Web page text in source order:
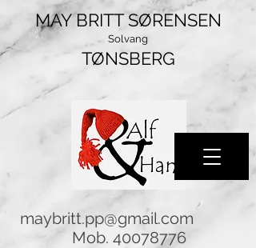
MAY BRITT SØRENSEN
Solvang
TØNSBERG
maybritt.pp@gmail.com
Mob. 40078776